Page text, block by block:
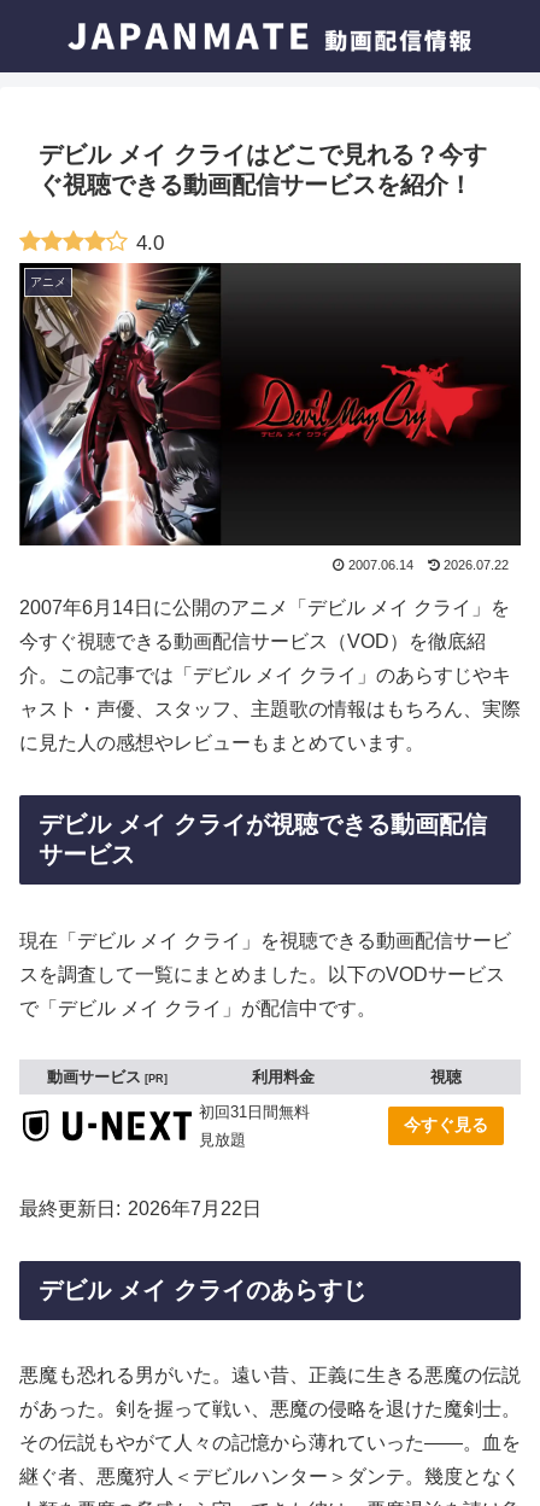
デビル メイ クライはどこで見れる？今す
ぐ視聴できる動画配信サービスを紹介！
4.0
アニメ
2007.06.14 2026.07.22
2007年6月14日に公開のアニメ「デビル メイ クライ」を
今すぐ視聴できる動画配信サービス（VOD）を徹底紹
介。この記事では「デビル メイ クライ」のあらすじやキ
ャスト・声優、スタッフ、主題歌の情報はもちろん、実際
に見た人の感想やレビューもまとめています。
デビル メイ クライが視聴できる動画配信
サービス
現在「デビル メイ クライ」を視聴できる動画配信サービ
スを調査して一覧にまとめました。以下のVODサービス
で「デビル メイ クライ」が配信中です。
動画サービス PR 利用料金
視聴
初回31日間無料
見放題
今すぐ見る
最終更新日 2026年7月22日
デビル メイ クライのあらすじ
悪魔も恐れる男がいた。遠い昔、正義に生きる悪魔の伝説
があった。剣を握って戦い、悪魔の侵略を退けた魔剣士。
その伝説もやがて人々の記憶から薄れていった――。血を
継ぐ者、悪魔狩人＜デビルハンター＞ダンテ。幾度となく